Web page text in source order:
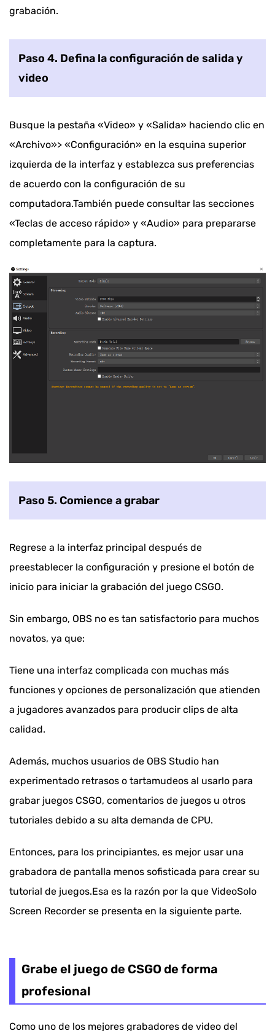
grabación.
Paso 4. Defina la configuración de salida y
video
Busque la pestaña «Video» y «Salida» haciendo clic en
«Archivo»> «Configuración» en la esquina superior
izquierda de la interfaz y establezca sus preferencias
de acuerdo con la configuración de su
computadora.También puede consultar las secciones
«Teclas de acceso rápido» y «Audio» para prepararse
completamente para la captura.
Paso 5. Comience a grabar
Regrese a la interfaz principal después de
preestablecer la configuración y presione el botón de
inicio para iniciar la grabación del juego CSGO.
Sin embargo, OBS no es tan satisfactorio para muchos
novatos, ya que:
Tiene una interfaz complicada con muchas más
funciones y opciones de personalización que atienden
a jugadores avanzados para producir clips de alta
calidad.
Además, muchos usuarios de OBS Studio han
experimentado retrasos o tartamudeos al usarlo para
grabar juegos CSGO, comentarios de juegos u otros
tutoriales debido a su alta demanda de CPU.
Entonces, para los principiantes, es mejor usar una
grabadora de pantalla menos sofisticada para crear su
tutorial de juegos.Esa es la razón por la que VideoSolo
Screen Recorder se presenta en la siguiente parte.
Grabe el juego de CSGO de forma
profesional
Como uno de los mejores grabadores de video del